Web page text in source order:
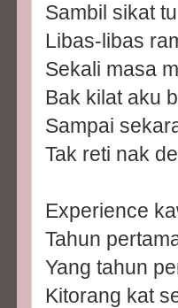
Sambil sikat
Libas-libas
Sekali masa
Bak kilat aku
Sampai
Tak reti nak
Experience
Tahun
Yang tahun
Kitorang kat